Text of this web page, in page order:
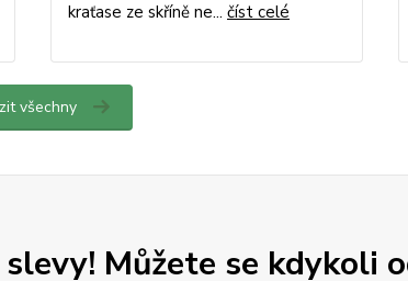
kraťase ze skříně ne... číst celé
všechny
Můžete se kdykoli